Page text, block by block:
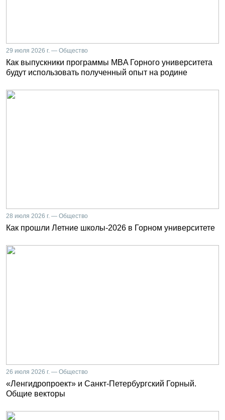
29 июля 2026 г. — Общество
Как выпускники программы MBA Горного университета
будут использовать полученный опыт на родине
28 июля 2026 г. — Общество
Как прошли Летние школы-2026 в Горном университете
26 июля 2026 г. — Общество
«Ленгидропроект» и Санкт-Петербургский Горный.
Общие векторы